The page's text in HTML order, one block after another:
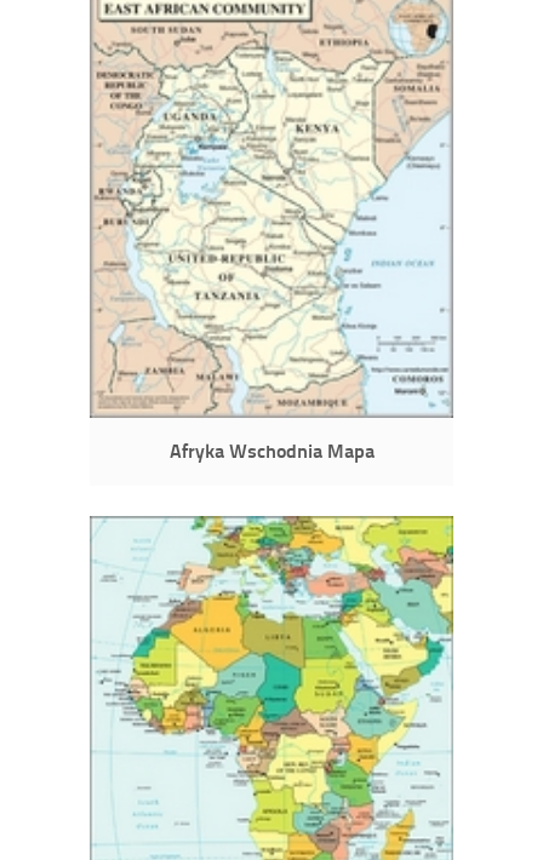
Afryka Wschodnia Mapa